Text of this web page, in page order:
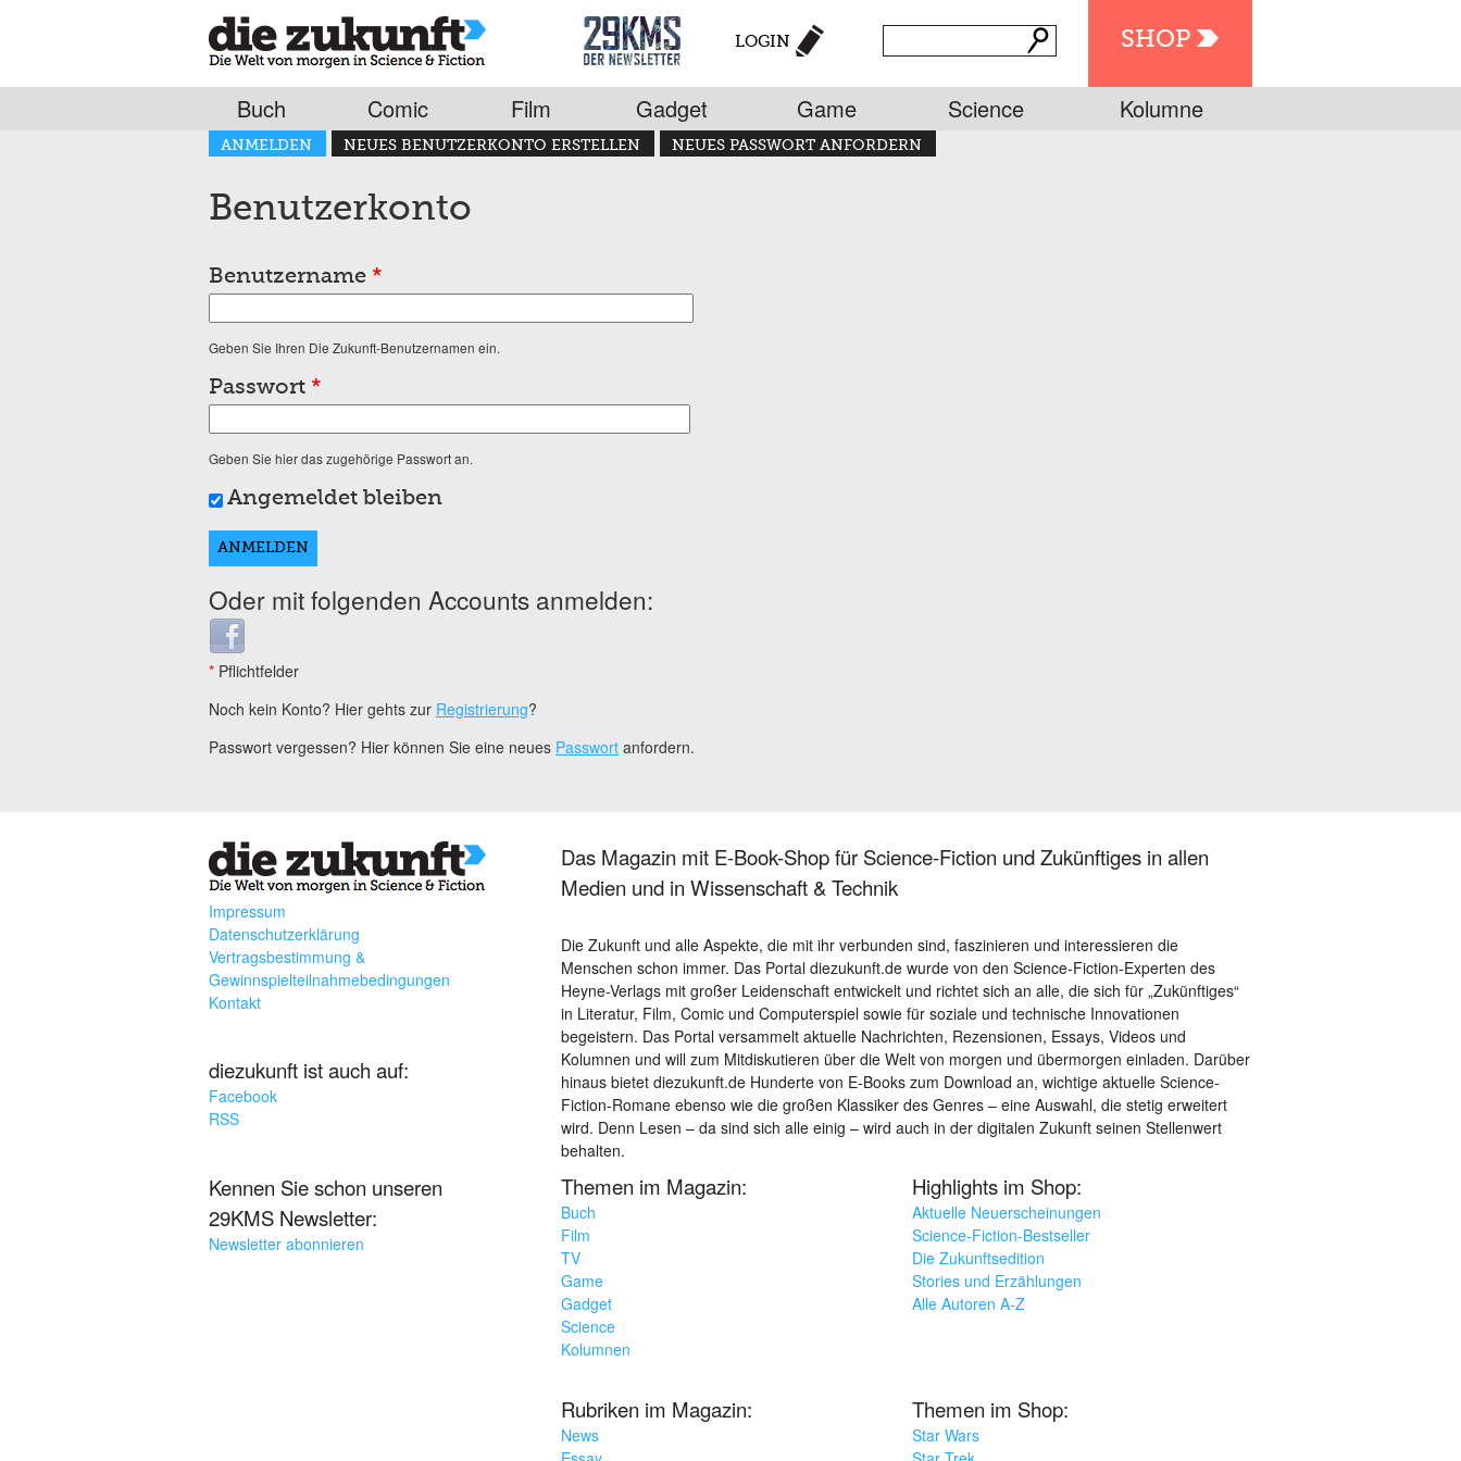
SHOP
LOGIN
Buch Comic Film Gadget Game Science Kolumne
Haupt-Reiter
ANMELDEN
(AKTIVER REITER)
NEUES BENUTZERKONTO ERSTELLEN NEUES PASSWORT ANFORDERN
Benutzerkonto
Benutzername *
Geben Sie Ihren Die Zukunft-Benutzernamen ein.
Passwort *
Geben Sie hier das zugehörige Passwort an.
Angemeldet bleiben
Oder mit folgenden Accounts anmelden:
Login with Facebook
* Pflichtfelder
Noch kein Konto? Hier gehts zur Registrierung?
Passwort vergessen? Hier können Sie eine neues Passwort anfordern.
Impressum
Datenschutzerklärung
Vertragsbestimmung &
Gewinnspielteilnahmebedingungen
Kontakt
diezukunft ist auch auf:
Facebook
RSS
Kennen Sie schon unseren
29KMS Newsletter:
Newsletter abonnieren
Das Magazin mit E-Book-Shop für Science-Fiction und Zukünftiges in allen
Medien und in Wissenschaft & Technik
Die Zukunft und alle Aspekte, die mit ihr verbunden sind, faszinieren und interessieren die
Menschen schon immer. Das Portal diezukunft.de wurde von den Science-Fiction-Experten des
Heyne-Verlags mit großer Leidenschaft entwickelt und richtet sich an alle, die sich für „Zukünftiges“
in Literatur, Film, Comic und Computerspiel sowie für soziale und technische Innovationen
begeistern. Das Portal versammelt aktuelle Nachrichten, Rezensionen, Essays, Videos und
Kolumnen und will zum Mitdiskutieren über die Welt von morgen und übermorgen einladen. Darüber
hinaus bietet diezukunft.de Hunderte von E-Books zum Download an, wichtige aktuelle Science-
Fiction-Romane ebenso wie die großen Klassiker des Genres – eine Auswahl, die stetig erweitert
wird. Denn Lesen – da sind sich alle einig – wird auch in der digitalen Zukunft seinen Stellenwert
behalten.
Themen im Magazin:
Buch
Film
TV
Game
Gadget
Science
Kolumnen
Highlights im Shop:
Aktuelle Neuerscheinungen
Science-Fiction-Bestseller
Die Zukunftsedition
Stories und Erzählungen
Alle Autoren A-Z
Rubriken im Magazin:
News
Themen im Shop:
Star Wars